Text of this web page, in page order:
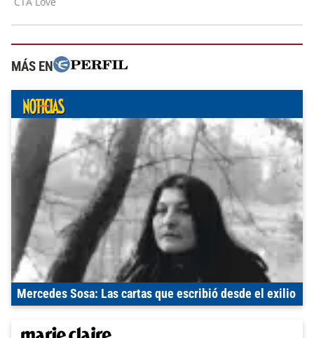
MÁS EN
Mercedes Sosa: Las cartas que escribió desde el exilio